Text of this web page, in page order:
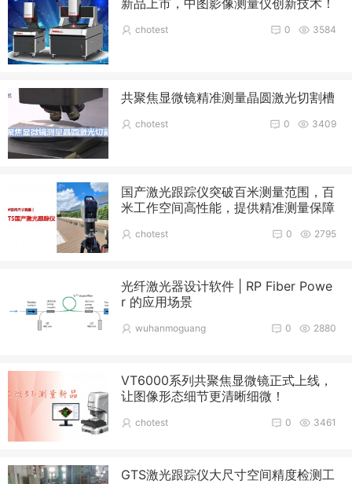
新品上市，中图影像测量仪创新技术！
3584
0
chotest
共聚焦显微镜精准测量晶圆激光切割槽
3409
0
chotest
国产激光跟踪仪突破百米测量范围，百
米工作空间高性能，提供精准测量保障
2795
0
chotest
光纤激光器设计软件 | RP Fiber Powe
r 的应用场景
2880
0
wuhanmoguang
VT6000系列共聚焦显微镜正式上线，
让图像形态细节更清晰细微！
3461
0
chotest
GTS激光跟踪仪大尺寸空间精度检测工